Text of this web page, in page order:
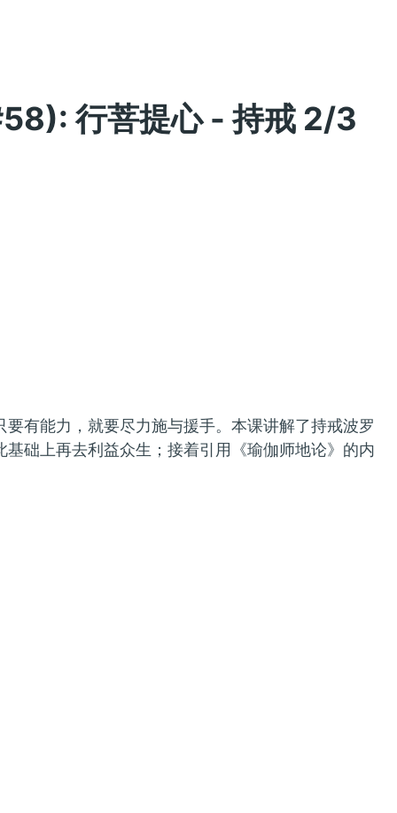
行菩提心 - 持戒 2/3
有能力，就要尽力施与援手。本课讲解了持戒波罗
础上再去利益众生；接着引用《瑜伽师地论》的内